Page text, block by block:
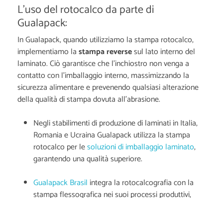
L'uso del rotocalco da parte di
Gualapack:
In Gualapack, quando utilizziamo la stampa rotocalco,
implementiamo lastampa reversesul lato interno del
laminato. Ciò garantisce che l'inchiostro non venga a
contatto con l'imballaggio interno, massimizzando la
sicurezza alimentare e prevenendo qualsiasi alterazione
della qualità di stampa dovuta all'abrasione.
Negli stabilimenti di produzione di laminati in Italia,
Romania e Ucraina Gualapack utilizza la stampa
rotocalco per lesoluzioni di imballaggio laminato,
garantendo una qualità superiore.
Gualapack Brasil integra la rotocalcografia con la
stampa flessografica nei suoi processi produttivi,